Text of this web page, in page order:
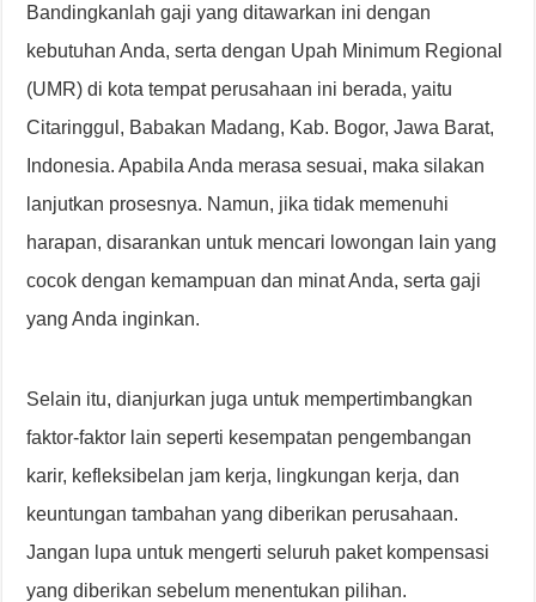
Bandingkanlah gaji yang ditawarkan ini dengan
kebutuhan Anda, serta dengan Upah Minimum Regional
(UMR) di kota tempat perusahaan ini berada, yaitu
Citaringgul, Babakan Madang, Kab. Bogor, Jawa Barat,
Indonesia. Apabila Anda merasa sesuai, maka silakan
lanjutkan prosesnya. Namun, jika tidak memenuhi
harapan, disarankan untuk mencari lowongan lain yang
cocok dengan kemampuan dan minat Anda, serta gaji
yang Anda inginkan.
Selain itu, dianjurkan juga untuk mempertimbangkan
faktor-faktor lain seperti kesempatan pengembangan
karir, kefleksibelan jam kerja, lingkungan kerja, dan
keuntungan tambahan yang diberikan perusahaan.
Jangan lupa untuk mengerti seluruh paket kompensasi
yang diberikan sebelum menentukan pilihan.